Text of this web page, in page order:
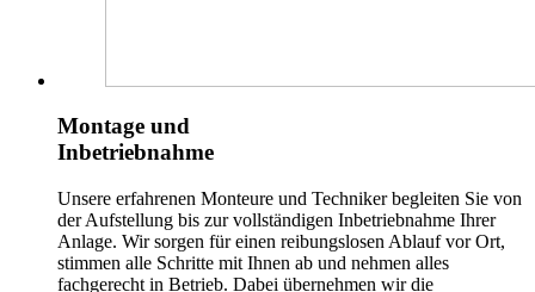
Montage und
Inbetriebnahme
Unsere erfahrenen Monteure und Techniker begleiten Sie von
der Aufstellung bis zur vollständigen Inbetriebnahme Ihrer
Anlage. Wir sorgen für einen reibungslosen Ablauf vor Ort,
stimmen alle Schritte mit Ihnen ab und nehmen alles
fachgerecht in Betrieb. Dabei übernehmen wir die